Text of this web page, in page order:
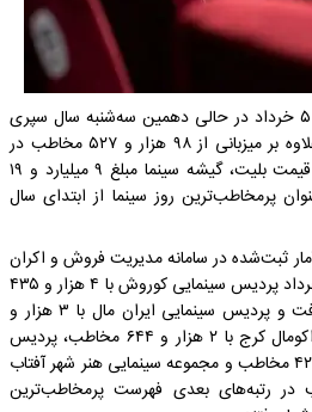
به گزارش هنرآنلاین، روز گذشته ۵ خرداد در حالی دهمین سه‌شنبه سال سپری
شد که سینماهای سراسر کشور علاوه بر میزبانی از ۹۸ هزار و ۵۲۷ مخاطب در
این روز با توجه به نیم‌بها بودن قیمت بلیت، گیشه سینما مبلغ ۹ میلیارد و ۱۹
پرمخاطب‌ترین روز سینما از ابتدای سال
ثبت‌شده در سامانه مدیریت فروش و اکران
سینما (سمفا) در روز سه‌شنبه ۵ خرداد پردیس سینمایی کوروش با ۴ هزار و ۴۳۵
مخاطب در رتبه نخست قرار گرفت و پردیس سینمایی ایران مال با ۳ هزار و
۳۲۲ مخاطب، پردیس سینمایی اکومال کرج با ۲ هزار و ۶۴۴ مخاطب، پردیس
سینمایی هویزه مشهد با ۲ هزار ۴۲۲ مخاطب و مجموعه سینمایی هنر شهر آفتاب
هزار و ۲۰۷ مخاطب در رتبه‌های بعدی فهرست پرمخاطب‌ترین